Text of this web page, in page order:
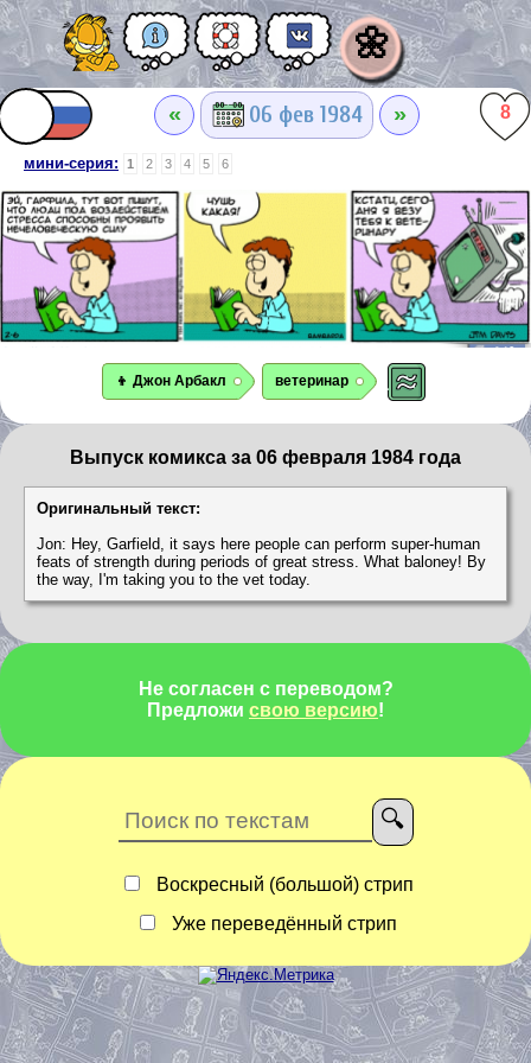
🌼
« 06 фев 1984 » 8
мини-серия: 1 2 3 4 5 6
👦 Джон Арбакл ветеринар
Выпуск комикса за 06 февраля 1984 года
Оригинальный текст:
Jon: Hey, Garfield, it says here people can perform super-human
feats of strength during periods of great stress. What baloney! By
the way, I'm taking you to the vet today.
Не согласен с переводом?
Предложи свою версию!
Воскресный (большой) стрип
Уже переведённый стрип